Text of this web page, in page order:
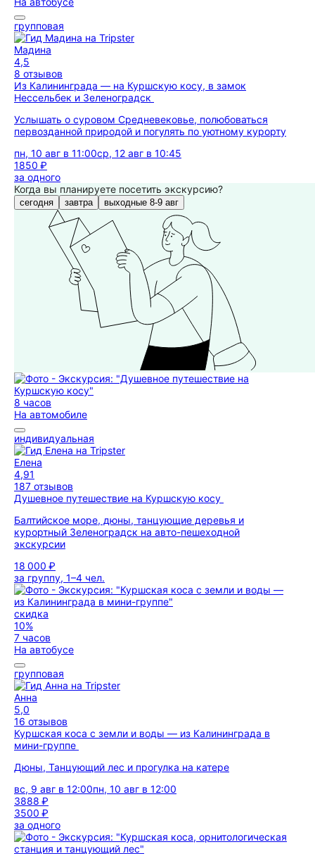
групповая
Мадина
4,5
8 отзывов
Из Калининграда — на Куршскую косу, в замок
Нессельбек и Зеленоградск
Услышать о суровом Средневековье, полюбоваться
первозданной природой и погулять по уютному курорту
пн, 10 авг в 11:00ср, 12 авг в 10:45
1850 ₽
за одного
Когда вы планируете посетить экскурсию?
сегодня завтра выходные 8-9 авг
8 часов
На автомобиле
индивидуальная
Елена
4,91
187 отзывов
Душевное путешествие на Куршскую косу
Балтийское море, дюны, танцующие деревья и
курортный Зеленоградск на авто-пешеходной
экскурсии
18 000 ₽
за группу, 1–4 чел.
скидка
10%
7 часов
На автобусе
групповая
Анна
5,0
16 отзывов
Куршская коса с земли и воды — из Калининграда в
мини-группе
Дюны, Танцующий лес и прогулка на катере
вс, 9 авг в 12:00пн, 10 авг в 12:00
3888 ₽
3500 ₽
за одного